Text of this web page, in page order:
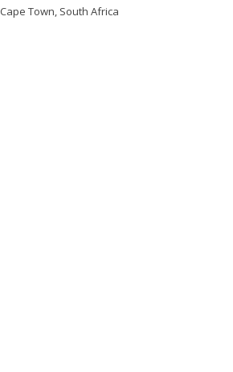
Cape Town, South Africa